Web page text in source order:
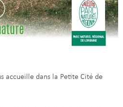
accueille dans la Petite Cité de